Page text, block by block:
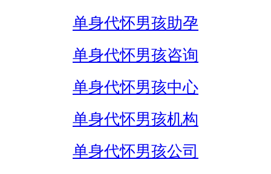
单身代怀男孩助孕
单身代怀男孩咨询
单身代怀男孩中心
单身代怀男孩机构
单身代怀男孩公司